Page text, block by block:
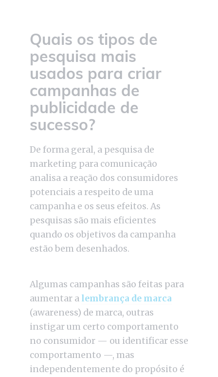
Quais os tipos de
pesquisa mais
usados para criar
campanhas de
publicidade de
sucesso?
De forma geral, a pesquisa de
marketing para comunicação
analisa a reação dos consumidores
potenciais a respeito de uma
campanha e os seus efeitos. As
pesquisas são mais eficientes
quando os objetivos da campanha
estão bem desenhados.
Algumas campanhas são feitas para
aumentar a lembrança de marca
(awareness) de marca, outras
instigar um certo comportamento
no consumidor — ou identificar esse
comportamento —, mas
independentemente do propósito é